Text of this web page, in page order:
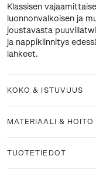
Klassisen
luonnonvalkoisen ja
joustavasta
ja nappikiinnitys
lahkeet.
KOKO & ISTUVUUS
MATERIAALI & HOITO
TUOTETIEDOT